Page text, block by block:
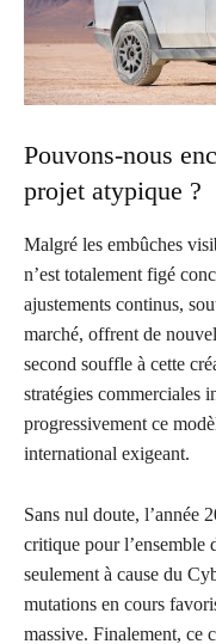
Pouvons-nous
projet atypique ?
Malgré les embûches
n’est totalement figé
ajustements continus,
marché, offrent de
second souffle à cette
stratégies commerciales
progressivement ce
international exigeant.
Sans nul doute, l’année
critique pour l’ensemble
seulement à cause du
mutations en cours
massive. Finalement, ce